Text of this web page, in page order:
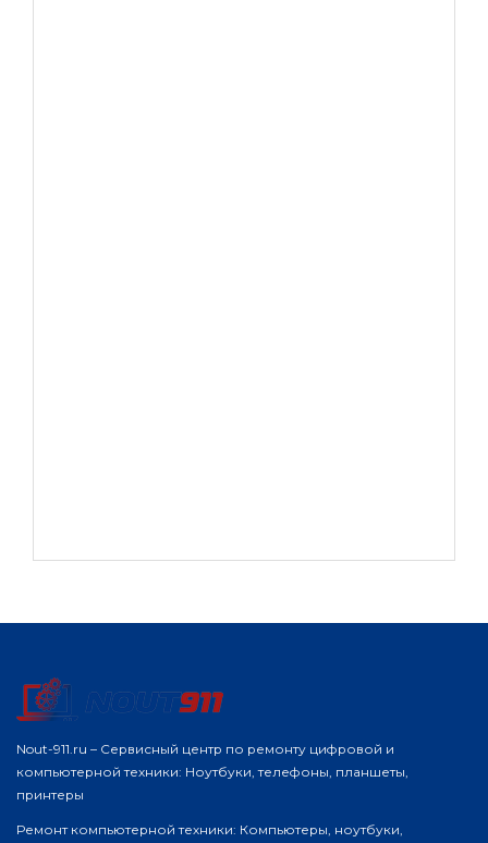
Nout-911.ru – Сервисный центр по ремонту цифровой и
компьютерной техники: Ноутбуки, телефоны, планшеты,
принтеры
Ремонт компьютерной техники: Компьютеры, ноутбуки,